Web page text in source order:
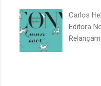
como
obras, já
Carlos
Editora
com